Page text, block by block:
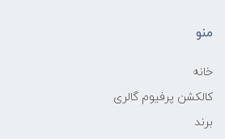
منو
خانه
کالکشن پرفیوم گالری
برند